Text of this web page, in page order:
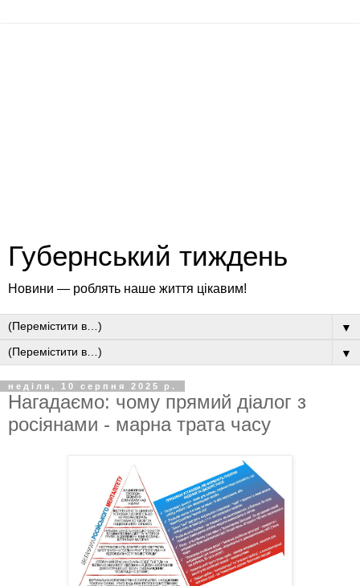
Губернський тиждень
Новини — роблять наше життя цікавим!
▼
▼
неділя, 10 серпня 2025 р.
Нагадаємо: чому прямий діалог з
росіянами - марна трата часу